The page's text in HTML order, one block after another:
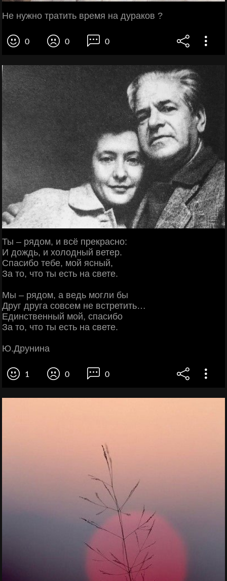
Не нужно тратить время на дураков ?
0 0 0
Ты – рядом, и всё прекрасно:
И дождь, и холодный ветер.
Спасибо тебе, мой ясный,
За то, что ты есть на свете.
Мы – рядом, а ведь могли бы
Друг друга совсем не встретить…
Единственный мой, спасибо
За то, что ты есть на свете.
Ю.Друнина
1 0 0